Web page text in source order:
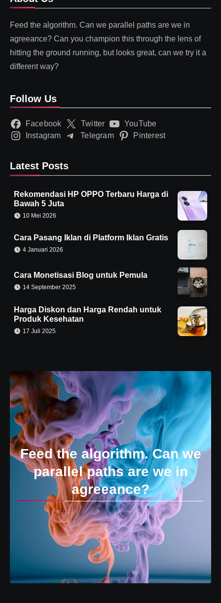
Feed the algorithm. Can we parallel paths are we in
agreeance? Can you champion this through the lens of
hitting the ground running, but looks great, can we try it a
different way?
Follow Us
Facebook Twitter
YouTube
Instagram
Telegram Pinterest
Latest Posts
Rekomendasi HP OPPO Terbaru Harga di
Bawah 5 Juta
10 Mei 2026
Cara Pasang Iklan di Platform Iklan Gratis
4 Januari 2026
Cara Monetisasi Blog untuk Pemula
14 September 2025
Harga Diskon dan Harga Rendah untuk
Produk Kesehatan
17 Juli 2025
Feed the algorithm. Can we
parallel paths are we in
agreeance?